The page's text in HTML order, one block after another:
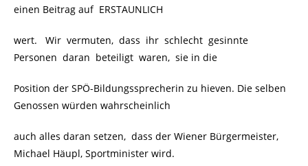
einen Beitrag auf ERSTAUNLICH
wert. Wir vermuten, dass ihr schlecht gesinnte
Personen daran beteiligt waren, sie in die
Position der SPÖ-Bildungssprecherin zu hieven. Die selben
Genossen würden wahrscheinlich
auch alles daran setzen, dass der Wiener Bürgermeister,
Michael Häupl, Sportminister wird.